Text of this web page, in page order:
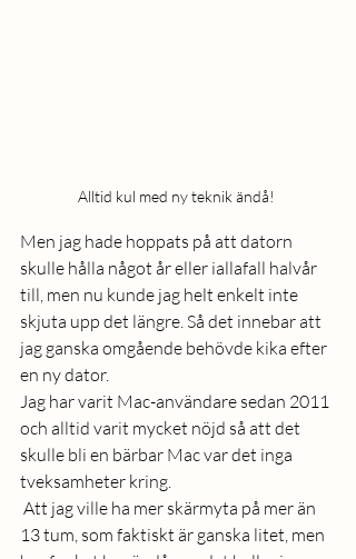
Alltid kul med ny teknik ändå!
Men jag hade hoppats på att datorn
skulle hålla något år eller iallafall halvår
till, men nu kunde jag helt enkelt inte
skjuta upp det längre. Så det innebar att
jag ganska omgående behövde kika efter
en ny dator.
Jag har varit Mac-användare sedan 2011
och alltid varit mycket nöjd så att det
skulle bli en bärbar Mac var det inga
tveksamheter kring.
13 tum, som faktiskt är ganska litet, men